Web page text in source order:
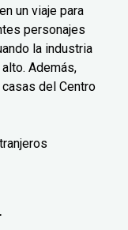
un viaje para
personajes
la industria
Además,
del Centro